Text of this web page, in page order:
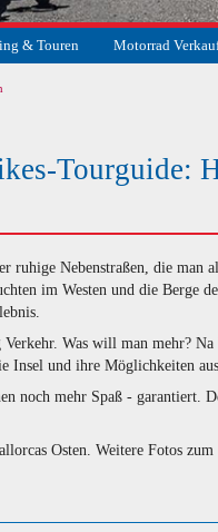
& Touren Motorrad
Tourguide:
Nebenstraßen, die man
im Westen und die Berge
Was will man mehr?
Insel und ihre Möglichkeiten
noch mehr Spaß - garantiert.
Osten. Weitere Fotos